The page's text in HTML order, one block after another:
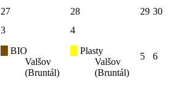
27 28 29 30
3
BIO
Valšov
(Bruntál)
4
Plasty
Valšov
(Bruntál)
5 6